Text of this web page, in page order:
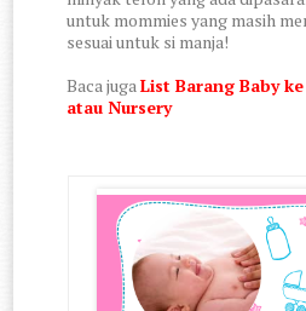
untuk mommies yang masih
sesuai untuk si manja!
Baca jugaList Barang Baby
atau Nursery